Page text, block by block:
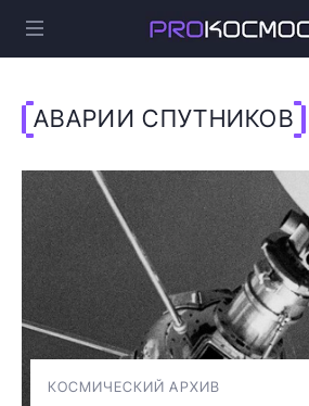
АВАРИИ СПУТНИКОВ
КОСМИЧЕСКИЙ АРХИВ